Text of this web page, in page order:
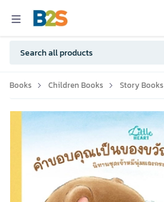
Books Children Books Story Books